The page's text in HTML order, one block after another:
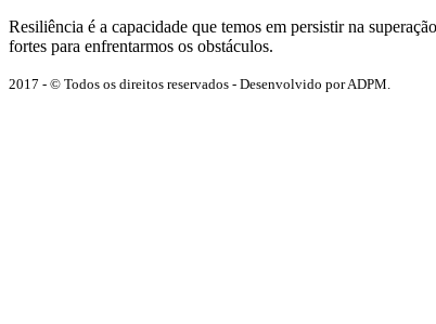
Resiliência é a capacidade que temos em persistir na
fortes para enfrentarmos os obstáculos.
2017 - © Todos os direitos reservados - Desenvolvido por ADPM.